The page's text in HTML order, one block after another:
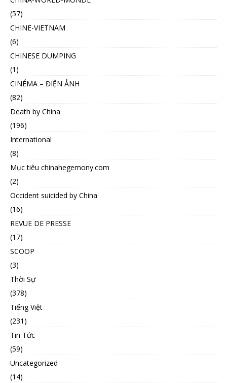
(57)
CHINE-VIETNAM
(6)
CHINESE DUMPING
(1)
CINÉMA – ĐIỆN ẢNH
(82)
Death by China
(196)
International
(8)
Mục tiêu chinahegemony.com
(2)
Occident suicided by China
(16)
REVUE DE PRESSE
(17)
SCOOP
(3)
Thời Sự
(378)
Tiếng Việt
(231)
Tin Tức
(59)
Uncategorized
(14)